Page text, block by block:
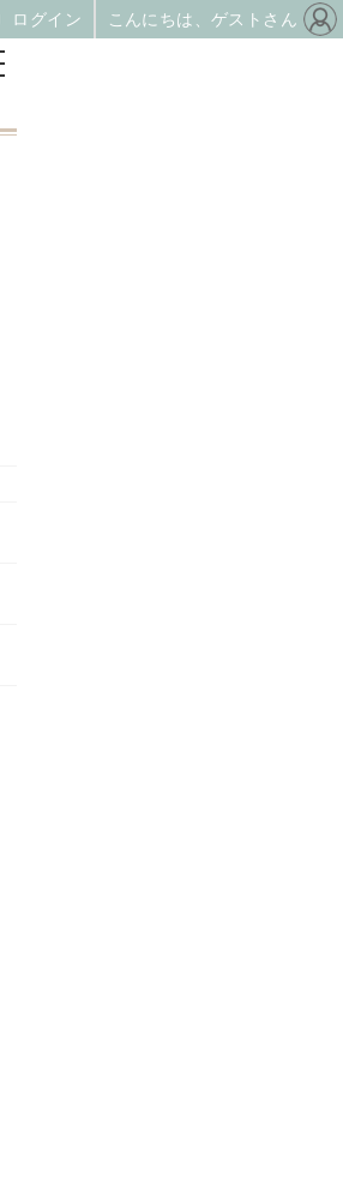
ログイン こんにちは、ゲストさん